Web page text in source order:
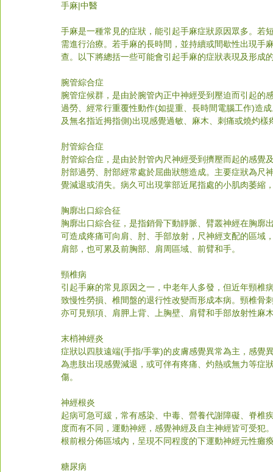
手麻|中醫
手麻是一種常見的症狀，能引起手麻症狀原因眾多。若
需進行治療。若手麻的長時間，並持續或間歇性出現手
查。以下將總括一些可能會引起手麻的症狀表現及形成
腕管綜合症
腕管症候群，是由於腕管內正中神經受到壓迫而引起的
過勞、經常行重覆性動作(如提重、長時間電腦工作)造
及無名指近拇指側)出現感覺過敏、麻木、刺痛或燒灼
肘管綜合症
肘管綜合症，是由於肘管內尺神經受到擠壓而起的感覺
肘部過勞、肘部經常處於屈曲狀態造成。主要症狀為尺
覺減退或消失。病久可出現掌部近尾指處的小肌肉萎縮
胸廓出口綜合征
胸廓出口綜合征，是指銷骨下動靜脈、臂叢神經在胸廓
可造成疼痛可向肩、肘、手部放射，尺神經支配的區域
肩部，也可累及前胸部、肩周區域、 前臂和手。
頸椎病
引起手麻的常見原因之一，中老年人多發，但近年頸椎
致慢性勞損、椎間盤的退行性改變而形成本病。頸椎骨
亦可見頸項、肩胛上背、上胸壁、肩臂和手部放射性麻
末梢神經炎
症狀以四肢遠端(手指/手掌)的皮膚感覺異常為主，感覺
為患肢出現感覺減退，或可伴有疼痛、灼熱或無力等症
傷。
神經根炎
起病可急可緩，常有感染、中毒、營養代謝障礙、脊椎
度而有不同，運動神經，感覺神經及自主神經皆可受犯
根前根分佈區域內，呈現不同程度的下運動神經元性癱
糖尿病